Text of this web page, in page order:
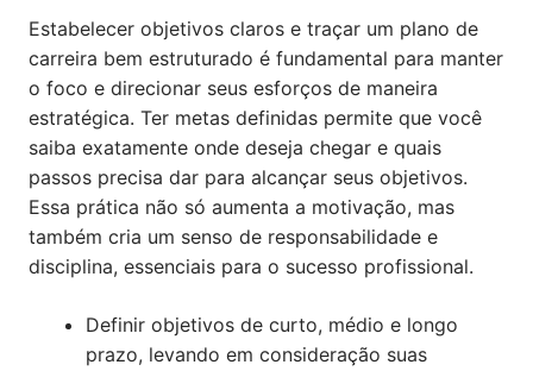
Estabelecer objetivos claros e traçar um plano de
carreira bem estruturado é fundamental para manter
o foco e direcionar seus esforços de maneira
estratégica. Ter metas definidas permite que você
saiba exatamente onde deseja chegar e quais
passos precisa dar para alcançar seus objetivos.
Essa prática não só aumenta a motivação, mas
também cria um senso de responsabilidade e
disciplina, essenciais para o sucesso profissional.
Definir objetivos de curto, médio e longo
prazo, levando em consideração suas